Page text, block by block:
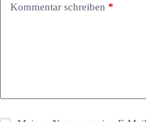
Kommentar schreiben *